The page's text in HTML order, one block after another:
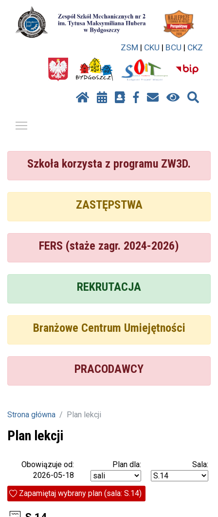
ZSM | CKU | BCU | CKZ
Szkoła korzysta z programu ZW3D.
ZASTĘPSTWA
FERS (staże zagr. 2024-2026)
REKRUTACJA
Branżowe Centrum Umiejętności
PRACODAWCY
Strona główna Plan lekcji
Plan lekcji
Obowiązuje od:
2026-05-18
Plan dla: Sala:
Zapamiętaj wybrany plan (sala: S.14)